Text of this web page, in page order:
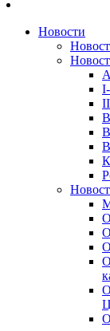
Новости